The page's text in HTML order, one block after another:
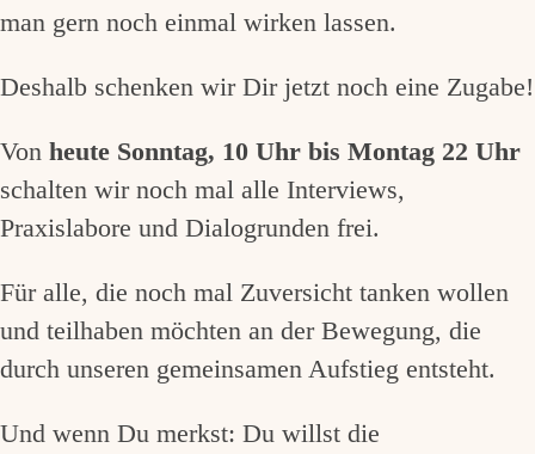
man gern noch einmal wirken lassen.
Deshalb schenken wir Dir jetzt noch eine Zugabe!
Von heute Sonntag, 10 Uhr bis Montag 22 Uhr
schalten wir noch mal alle Interviews,
Praxislabore und Dialogrunden frei.
Für alle, die noch mal Zuversicht tanken wollen
und teilhaben möchten an der Bewegung, die
durch unseren gemeinsamen Aufstieg entsteht.
Und wenn Du merkst: Du willst die